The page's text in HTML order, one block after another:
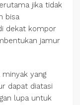
jika tidak
bisa
dekat kompor
jamur
yang
dapat diatasi
lupa untuk